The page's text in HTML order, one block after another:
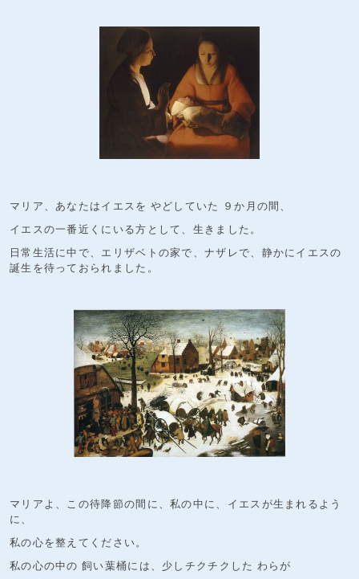
マリア、あなたはイエスを やどしていた ９か月の間、
イエスの一番近くにいる方として、生きました。
日常生活に中で、エリザベトの家で、ナザレで、静かにイエスの
誕生を待っておられました。
マリアよ、この待降節の間に、私の中に、イエスが生まれるよう
に、
私の心を整えてください。
私の心の中の 飼い葉桶には、少しチクチクした わらが